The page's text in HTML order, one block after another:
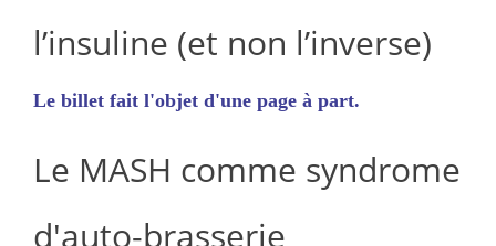
l’insuline (et non l’inverse)
Le billet fait l'objet d'une page à part.
Le MASH comme syndrome
d'auto-brasserie